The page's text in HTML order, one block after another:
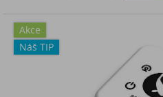
Akce
Náš TIP